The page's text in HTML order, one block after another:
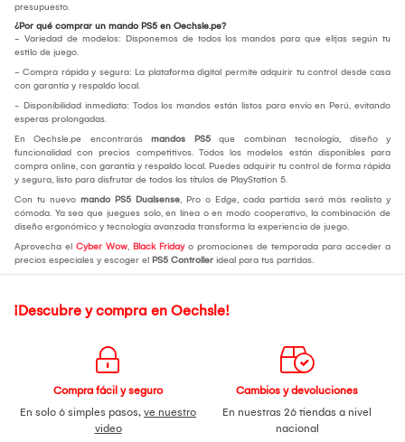
presupuesto.
¿Por qué comprar un mando PS5 en Oechsle.pe?
- Variedad de modelos: Disponemos de todos los mandos para que elijas según tu
estilo de juego.
- Compra rápida y segura: La plataforma digital permite adquirir tu control desde casa
con garantía y respaldo local.
- Disponibilidad inmediata: Todos los mandos están listos para envío en Perú, evitando
esperas prolongadas.
En Oechsle.pe encontrarás mandos PS5 que combinan tecnología, diseño y
funcionalidad con precios competitivos. Todos los modelos están disponibles para
compra online, con garantía y respaldo local. Puedes adquirir tu control de forma rápida
y segura, listo para disfrutar de todos los títulos de PlayStation 5.
Con tu nuevo mando PS5 Dualsense, Pro o Edge, cada partida será más realista y
cómoda. Ya sea que juegues solo, en línea o en modo cooperativo, la combinación de
diseño ergonómico y tecnología avanzada transforma la experiencia de juego.
Aprovecha el Cyber Wow, Black Fridayo promociones de temporada para acceder a
precios especiales y escoger el PS5 Controller ideal para tus partidas.
¡Descubre y compra en Oechsle!
Compra fácil y seguro
En solo 6 simples pasos, ve nuestro
video
Cambios y devoluciones
En nuestras 26 tiendas a nivel
nacional